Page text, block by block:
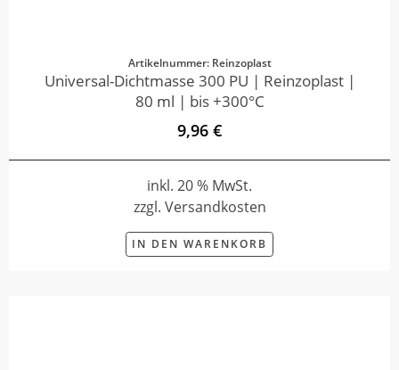
Artikelnummer: Reinzoplast
Universal-Dichtmasse 300 PU | Reinzoplast |
80 ml | bis +300°C
9,96 €
inkl. 20 % MwSt.
zzgl. Versandkosten
IN DEN WARENKORB